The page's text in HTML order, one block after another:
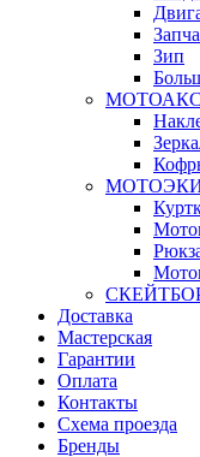
Зип
Доставка
Мастерская
Гарантии
Оплата
Контакты
Схема проезда
Бренды